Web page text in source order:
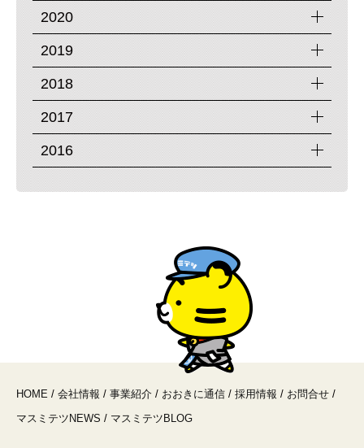
2020
2019
2018
2017
2016
HOME / 会社情報 / 事業紹介 / おおきに通信 / 採用情報 / お問合せ /
マスミテツNEWS / マスミテツBLOG